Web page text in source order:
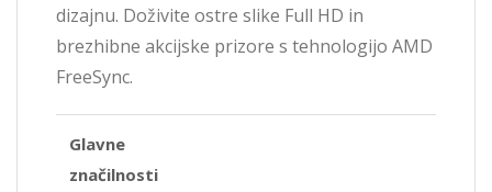
dizajnu. Doživite ostre slike Full HD in
brezhibne akcijske prizore s tehnologijo AMD
FreeSync.
Glavne
značilnosti